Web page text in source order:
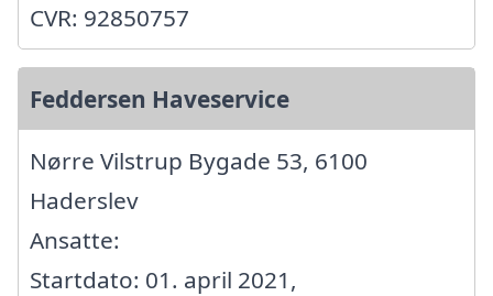
CVR: 92850757
Feddersen Haveservice
Nørre Vilstrup Bygade 53, 6100
Haderslev
Ansatte:
Startdato: 01. april 2021,